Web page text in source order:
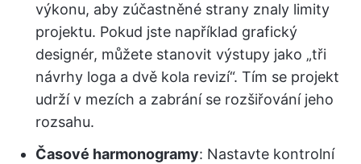
výkonu, aby zúčastněné strany znaly limity
projektu. Pokud jste například grafický
designér, můžete stanovit výstupy jako „tři
návrhy loga a dvě kola revizí“. Tím se projekt
udrží v mezích a zabrání se rozšiřování jeho
rozsahu.
Časové harmonogramy: Nastavte kontrolní